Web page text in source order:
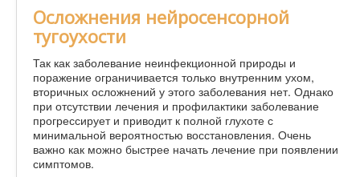
Осложнения нейросенсорной
тугоухости
Так как заболевание неинфекционной природы и
поражение ограничивается только внутренним ухом,
вторичных осложнений у этого заболевания нет. Однако
при отсутствии лечения и профилактики заболевание
прогрессирует и приводит к полной глухоте с
минимальной вероятностью восстановления. Очень
важно как можно быстрее начать лечение при появлении
симптомов.